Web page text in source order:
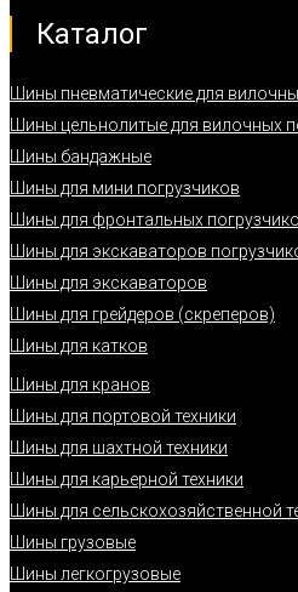
Каталог
Шины пневматические для
Шины цельнолитые для вилочных
Шины бандажные
Шины для мини погрузчиков
Шины для фронтальных
Шины для экскаваторов
Шины для экскаваторов
Шины для грейдеров (скреперов)
Шины для катков
Шины для кранов
Шины для портовой техники
Шины для шахтной техники
Шины для карьерной техники
Шины для сельскохозяйственной
Шины грузовые
Шины легкогрузовые